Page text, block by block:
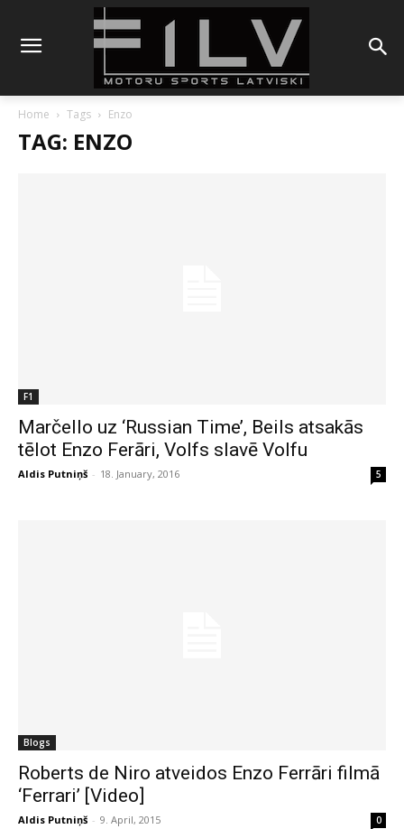
Home Tags Enzo
TAG: ENZO
F1
Marčello uz ‘Russian Time’, Beils atsakās
tēlot Enzo Ferāri, Volfs slavē Volfu
Aldis Putniņš - 18. January, 2016 5
Blogs
Roberts de Niro atveidos Enzo Ferrāri filmā
‘Ferrari’ [Video]
Aldis Putniņš - 9. April, 2015 0